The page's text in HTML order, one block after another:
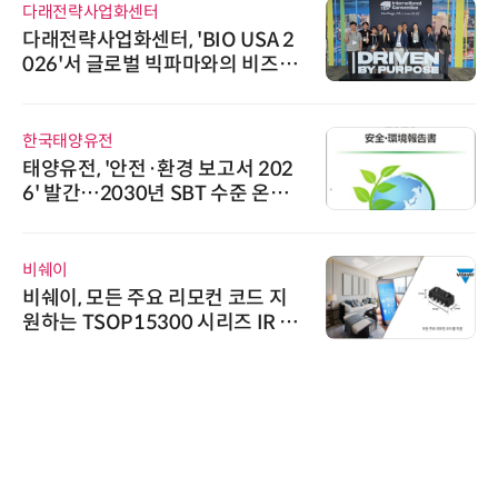
다래전략사업화센터
다래전략사업화센터, 'BIO USA 2
026'서 글로벌 빅파마와의 비즈니
한국태양유전
태양유전, '안전·환경 보고서 202
6' 발간…2030년 SBT 수준 온실
비쉐이
비쉐이, 모든 주요 리모컨 코드 지
원하는 TSOP15300 시리즈 IR 수